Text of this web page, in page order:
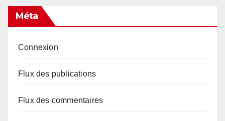
Méta
Connexion
Flux des publications
Flux des commentaires